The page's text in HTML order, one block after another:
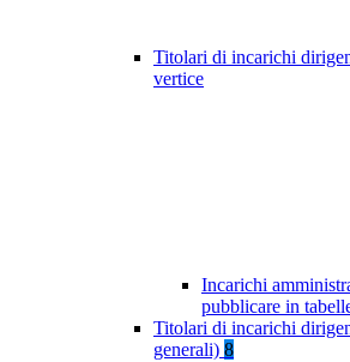
Titolari di incarichi
vertice
Incarichi
pubblicare in
Titolari di incarichi
generali) 8